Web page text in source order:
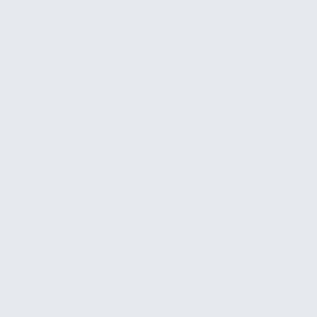
deprived from
ئەمریکا: